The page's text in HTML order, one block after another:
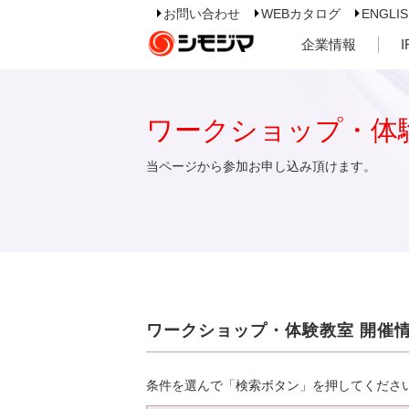
お問い合わせ WEBカタログ
企業情報
ワークショップ・体
当ページから参加お申し込み頂けます。
ワークショップ・体験教室 開催
条件を選んで「検索ボタン」を押してくだ